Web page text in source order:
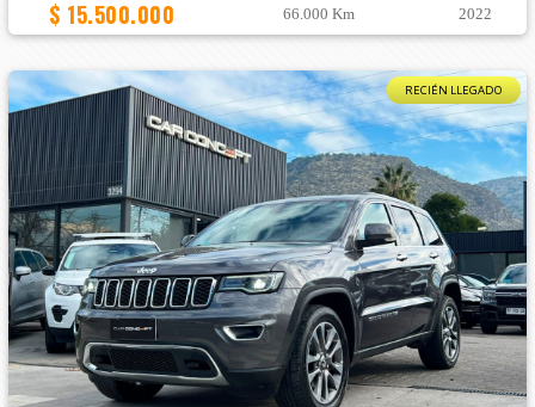
$ 15.500.000 66.000 Km 2022
RECIÉN LLEGADO